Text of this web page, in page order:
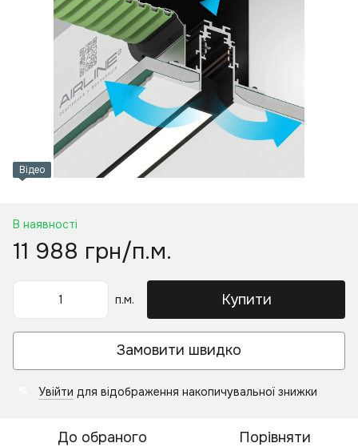
Відео
В наявності
11 988 грн/п.м.
п.м. Купити
Замовити швидко
Увійти для відображення накопичувальної знижки
До обраного Порівняти